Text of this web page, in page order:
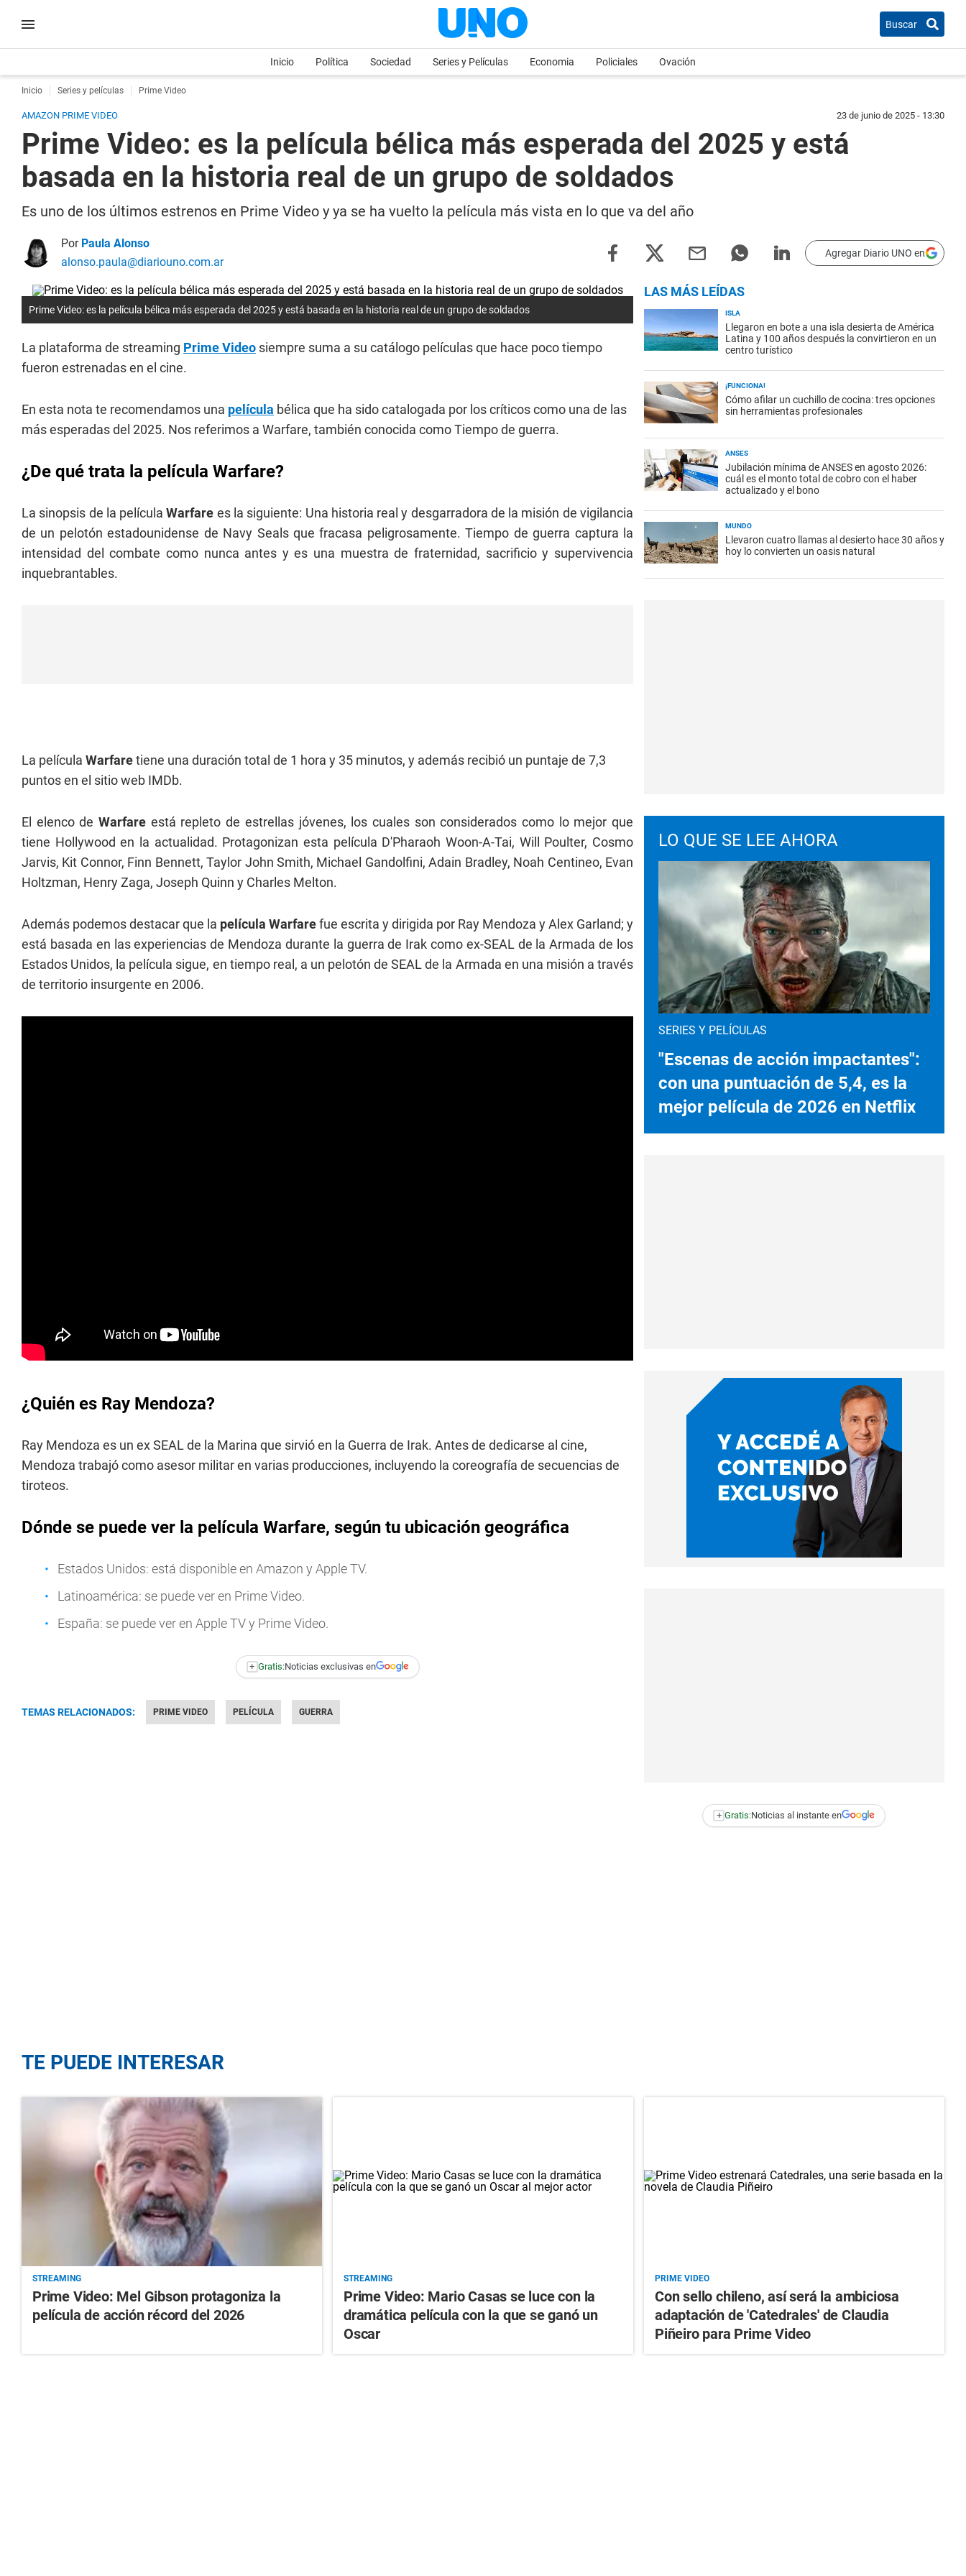
Buscar
Inicio Política Sociedad Series y Películas Economia Policiales Ovación
Inicio Series y películas Prime Video
AMAZON PRIME VIDEO 23 de junio de 2025 - 13:30
Prime Video: es la película bélica más esperada del 2025 y está
basada en la historia real de un grupo de soldados
Es uno de los últimos estrenos en Prime Video y ya se ha vuelto la película más vista en lo que va del año
Por Paula Alonso
alonso.paula@diariouno.com.ar
Agregar Diario UNO en
Prime Video: es la película bélica más esperada del 2025 y está basada en la historia real de un grupo de soldados
La plataforma de streaming Prime Video siempre suma a su catálogo películas que hace poco tiempo
fueron estrenadas en el cine.
En esta nota te recomendamos una película bélica que ha sido catalogada por los críticos como una de las
más esperadas del 2025. Nos referimos a Warfare, también conocida como Tiempo de guerra.
¿De qué trata la película Warfare?
La sinopsis de la películaWarfare es la siguiente: Una historia real y desgarradora de la misión de vigilancia
de un pelotón estadounidense de Navy Seals que fracasa peligrosamente. Tiempo de guerra captura la
intensidad del combate como nunca antes y es una muestra de fraternidad, sacrificio y supervivencia
inquebrantables.
La película Warfaretiene una duración total de 1 hora y 35 minutos, y además recibió un puntaje de 7,3
puntos en el sitio web IMDb.
El elenco deWarfare está repleto de estrellas jóvenes, los cuales son considerados como lo mejor que
tiene Hollywood en la actualidad. Protagonizan esta película D'Pharaoh Woon-A-Tai, Will Poulter, Cosmo
Jarvis, Kit Connor, Finn Bennett, Taylor John Smith, Michael Gandolfini, Adain Bradley, Noah Centineo, Evan
Holtzman, Henry Zaga, Joseph Quinn y Charles Melton.
Además podemos destacar que la película Warfarefue escrita y dirigida por Ray Mendoza y Alex Garland; y
está basada en las experiencias de Mendoza durante la guerra de Irak como ex-SEAL de la Armada de los
Estados Unidos, la película sigue, en tiempo real, a un pelotón de SEAL de la Armada en una misión a través
de territorio insurgente en 2006.
¿Quién es Ray Mendoza?
Ray Mendoza es un ex SEAL de la Marina que sirvió en la Guerra de Irak. Antes de dedicarse al cine,
Mendoza trabajó como asesor militar en varias producciones, incluyendo la coreografía de secuencias de
tiroteos.
Dónde se puede ver la película Warfare, según tu ubicación geográfica
Estados Unidos: está disponible en Amazon y Apple TV.
Latinoamérica: se puede ver en Prime Video.
España: se puede ver en Apple TV y Prime Video.
+ Gratis:Noticias exclusivas en
TEMAS RELACIONADOS: PRIME VIDEO PELÍCULA GUERRA
LAS MÁS LEÍDAS
ISLA
Llegaron en bote a una isla desierta de América
Latina y 100 años después la convirtieron en un
centro turístico
¡FUNCIONA!
Cómo afilar un cuchillo de cocina: tres opciones
sin herramientas profesionales
ANSES
Jubilación mínima de ANSES en agosto 2026:
cuál es el monto total de cobro con el haber
actualizado y el bono
MUNDO
Llevaron cuatro llamas al desierto hace 30 años y
hoy lo convierten un oasis natural
LO QUE SE LEE AHORA
SERIES Y PELÍCULAS
"Escenas de acción impactantes":
con una puntuación de 5,4, es la
mejor película de 2026 en Netflix
+ Gratis:Noticias al instante en
TE PUEDE INTERESAR
STREAMING
Prime Video: Mel Gibson protagoniza la
película de acción récord del 2026
STREAMING
Prime Video: Mario Casas se luce con la
dramática película con la que se ganó un
Oscar
PRIME VIDEO
Con sello chileno, así será la ambiciosa
adaptación de 'Catedrales' de Claudia
Piñeiro para Prime Video